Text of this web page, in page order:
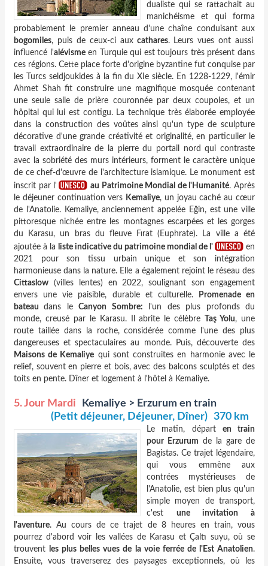
dualiste qui se rattachait au
manichéisme et qui forma
probablement le premier anneau d'une chaîne conduisant aux
bogomiles, puis de ceux-ci auxcathares. Leurs vues ont aussi
influencé l'alévismeen Turquie qui est toujours très présent dans
ces régions. Cette place forte d'origine byzantine fut conquise par
les Turcs seldjoukides à la fin du XIe siècle. En 1228-1229, l'émir
Ahmet Shah fit construire une magnifique mosquée contenant
une seule salle de prière couronnée par deux coupoles, et un
hôpital qui lui est contigu. La technique très élaborée employée
dans la construction des voûtes ainsi qu'un type de sculpture
décorative d'une grande créativité et originalité, en particulier le
travail extraordinaire de la pierre du portail nord qui contraste
avec la sobriété des murs intérieurs, forment le caractère unique
de ce chef-d'œuvre de l'architecture islamique. Le monument est
inscrit par l'
au Patrimoine Mondial de l'Humanité. Après
le déjeuner continuation vers Kemaliye, un joyau caché au cœur
de l'Anatolie. Kemaliye, anciennement appelée Eğin, est une ville
pittoresque nichée entre les montagnes escarpées et les gorges
du Karasu, un bras du fleuve Fırat (Euphrate). La ville a été
ajoutée à la liste indicative du patrimoine mondial de l'
en
2021 pour son tissu urbain unique et son intégration
harmonieuse dans la nature. Elle a également rejoint le réseau des
Cittaslow (villes lentes) en 2022, soulignant son engagement
envers une vie paisible, durable et culturelle.
Promenade en
bateaudans leCanyon Sombre: l'un des plus profonds du
monde, creusé par le Karasu. Il abrite le célèbreTaş Yolu, une
route taillée dans la roche, considérée comme l'une des plus
dangereuses et spectaculaires au monde. Puis, découverte des
Maisons de Kemaliye qui sont construites en harmonie avec le
relief, souvent en pierre et bois, avec des balcons sculptés et des
toits en pente. Dîner et logement à l'hôtel à Kemaliye.
5. Jour Mardi
Kemaliye > Erzurum en train
370 km
(Petit déjeuner, Déjeuner, Dîner)
Le matin, départ en train
pour Erzurum de la gare de
Bagistas. Ce trajet légendaire,
qui vous emmène aux
contrées mystérieuses de
l'Anatolie, est bien plus qu'un
simple moyen de transport,
c'est une invitation à
l'aventure. Au cours de ce trajet de 8 heures en train, vous
pourrez d'abord voir les vallées de Karasu et Çaltı suyu, où se
trouvent
les plus belles vues de la voie ferrée de l'Est Anatolien.
Ensuite, vous traverserez des paysages exceptionnels, où les